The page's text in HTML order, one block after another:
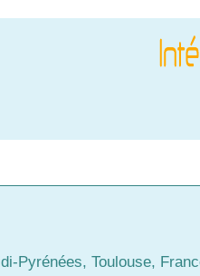
Pyrénées, Toulouse,